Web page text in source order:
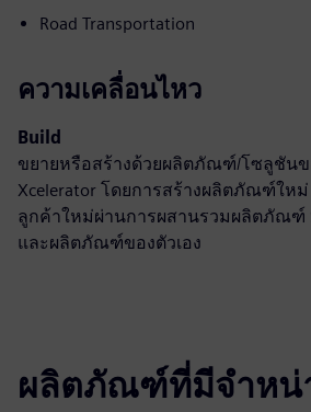
Road Transportation
ความเคลื่อนไหว
Build
ขยายหรือสร้างด้วยผลิตภัณฑ์/โซลูชันข
Xcelerator โดยการสร้างผลิตภัณฑ์ให
ลูกค้าใหม่ผ่านการผสานรวมผลิตภัณฑ์
และผลิตภัณฑ์ของตัวเอง
ผลิตภัณฑ์ที่มีจำหน่